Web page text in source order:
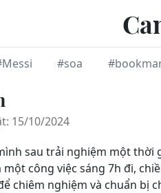
#soa
15/10/2024
sau trải nghiệm một
công việc sáng 7h đi,
chiêm nghiệm và chuẩn